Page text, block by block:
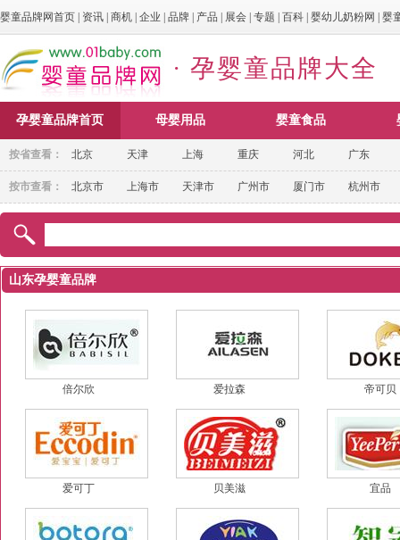
婴童品牌网首页 资讯 商机 企业 品牌 产品 展会 专题 百科 婴幼儿奶粉网 婴
· 孕婴童品牌大全
孕婴童品牌首页 母婴用品 婴童食品
北京 天津 上海 重庆 河北 广东
按省查看：
北京市 上海市 天津市 广州市 厦门市 杭州市
按市查看：
山东孕婴童品牌
倍尔欣 爱拉森 帝可贝
爱可丁 贝美滋 宜品